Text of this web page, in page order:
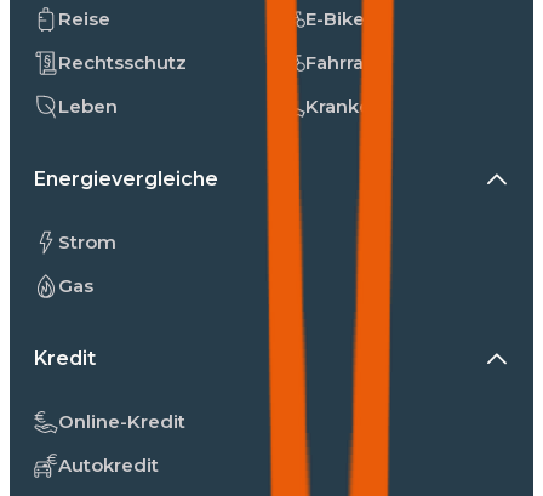
Reise
Rechtsschutz
Leben
E-Bike
Fahrrad
Kranken
Energievergleiche
Strom
Gas
Kredit
Online-Kredit
Autokredit